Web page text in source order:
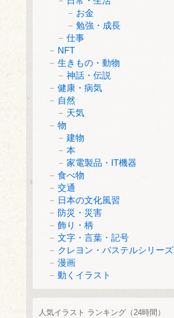
お金
勉強・成長
仕事
NFT
生きもの・動物
神話・伝説
健康・病気
自然
天気
物
建物
本
家電製品・IT機器
食べ物
交通
日本の文化風習
防災・災害
飾り・柄
文字・言葉・記号
クレヨン・パステルシリーズ
漫画
動くイラスト
人気イラスト ランキング（24時間）